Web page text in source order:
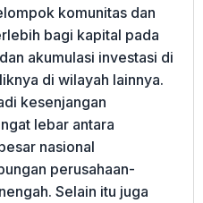
komunitas dan
bagi kapital pada
akumulasi investasi di
di wilayah lainnya.
kesenjangan
lebar antara
nasional
perusahaan-
Selain itu juga